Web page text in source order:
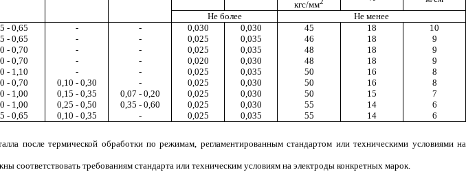
кгс/мм
Не более
Не менее
- 0,65 - - 0,030 0,030 45 18
10
- 0,65 - - 0,025 0,035 46 18
9
- 0,70 - - 0,025 0,035 48 18
9
- 0,70 - - 0,020 0,030 48 18
9
- 1,10 - - 0,025 0,035 50 16
8
- 0,70 0,10 - 0,30 - 0,025 0,030 50 16
8
- 1,00 0,15 - 0,35 0,07 - 0,20 0,025 0,030 50 15
7
- 1,00 0,25 - 0,50 0,35 - 0,60 0,025 0,030 55 14
6
- 0,65 0,10 - 0,35 - 0,025 0,035 55 14
6
после термической обработки по режимам, регламентированным стандартом или техническими условиями на
требованиям стандарта или техническим условиям на электроды конкретных марок.